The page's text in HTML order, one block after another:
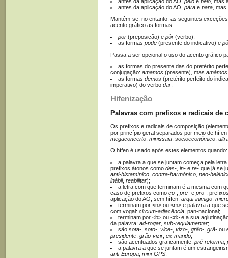
antes da aplicação do AO, pára e para ,
Mantêm-se, no entanto, as seguintes
acento gráfico as formas:
por (preposição) e pôr (verbo);
as formas pode (presente do indicativo) e
Passa a ser opcional o uso do acento gráfico
as formas do presente das do pretérito
conjugação: amamos (presente), mas amámos
as formas demos (pretérito perfeito do
imperativo) do verbo dar
Hifenização
Palavras com prefixos e radicais de
Os prefixos e radicais de composição
por princípio geral separados por meio de
megaconcerto minissaia socioeconómico
O hífen é usado após estes elementos quando:
a palavra a que se juntam começa pela
prefixos átonos como des- in- e re- que já se
anti-histamínico contra-harmónico neo-
inábil, reabilitar);
a letra com que terminam é a mesma com
caso de prefixos como co- pre- e pro- ,
aplicação do AO, sem hífen: arqui-inimigo
terminam por <n> ou <m> e palavra a que
com vogal: circum-adjacência , pan-nacional;
terminam por <b> ou <d> e a sua
da palavra: ad-rogar sub-regulamentar;
são sota- soto- vice- vizo- grão- grã- ou
presidente grão-vizir ex-marido;
são acentuados graficamente: pré-reforma
a palavra a que se juntam é um
anti-Europa mini-GPS